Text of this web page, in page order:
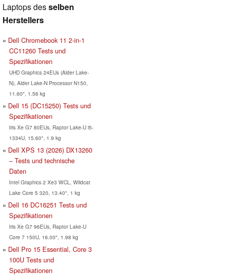
Laptops desselben
Herstellers
Dell Chromebook 11 2-in-1
CC11260 Tests und
Spezifikationen
UHD Graphics 24EUs (Alder Lake-
N), Alder Lake-N Processor N150,
11.60", 1.56 kg
Dell 15 (DC15250) Tests und
Spezifikationen
Iris Xe G7 80EUs, Raptor Lake-U i5-
1334U, 15.60", 1.9 kg
Dell XPS 13 (2026) DX13260
– Tests und technische
Daten
Intel Graphics 2 Xe3 WCL, Wildcat
Lake Core 5 320, 13.40", 1 kg
Dell 16 DC16251 Tests und
Spezifikationen
Iris Xe G7 96EUs, Raptor Lake-U
Core 7 150U, 16.00", 1.98 kg
Dell Pro 15 Essential, Core 3
100U Tests und
Spezifikationen